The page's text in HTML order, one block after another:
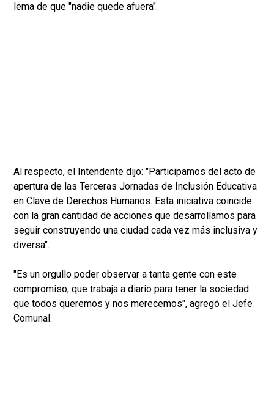
lema de que "nadie quede afuera".
Al respecto, el Intendente dijo: "Participamos del acto de
apertura de las Terceras Jornadas de Inclusión Educativa
en Clave de Derechos Humanos. Esta iniciativa coincide
con la gran cantidad de acciones que desarrollamos para
seguir construyendo una ciudad cada vez más inclusiva y
diversa".
"Es un orgullo poder observar a tanta gente con este
compromiso, que trabaja a diario para tener la sociedad
que todos queremos y nos merecemos", agregó el Jefe
Comunal.